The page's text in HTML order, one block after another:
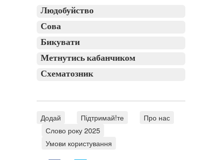
Людобуйство
Сова
Бикувати
Метнутись кабанчиком
Схематозник
Додай Підтримай!те
Про нас
Слово року 2025
Умови користування